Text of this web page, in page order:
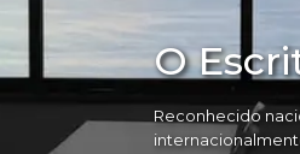
O
Reconhecido